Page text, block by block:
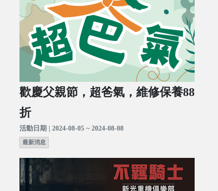
歡慶父親節，超爸氣，維修保養88
折
活動日期 | 2024-08-05 ~ 2024-08-08
最新消息